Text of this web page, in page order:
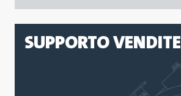
SUPPORTO VENDITE